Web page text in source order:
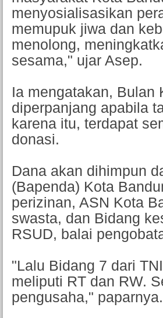
menyosialisasikan
memupuk jiwa dan
menolong,
sesama," ujar Asep.
Ia mengatakan, Bulan
diperpanjang apabila
karena itu, terdapat
donasi.
Dana akan dihimpun
(Bapenda) Kota
perizinan, ASN Kota
swasta, dan Bidang
RSUD, balai
"Lalu Bidang 7 dari
meliputi RT dan RW.
pengusaha," paparnya.